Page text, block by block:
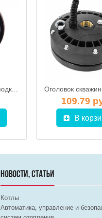
Манометр боковое подключение XPS-R, JEMIX
109.79
В
НОВОСТИ, СТАТЬИ
Котлы
Автоматика, управление и